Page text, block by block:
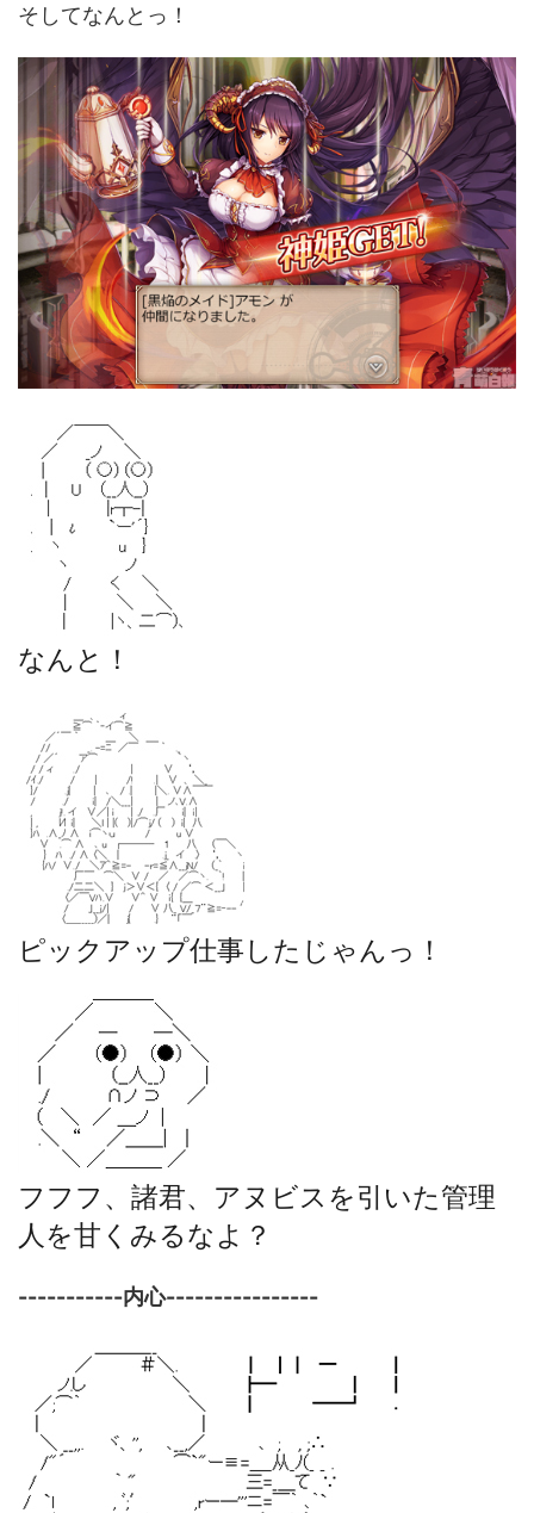
そしてなんとっ！
なんと！
ピックアップ仕事したじゃんっ！
フフフ、諸君、アヌビスを引いた管理
人を甘くみるなよ？
-----------内心----------------